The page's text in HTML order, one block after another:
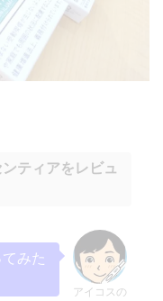
ティアをレビュ
アイコスの
みた